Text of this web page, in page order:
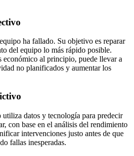
ha fallado. Su objetivo es reparar
del equipo lo más rápido posible.
económico al principio, puede llevar a
no planificados y aumentar los
datos y tecnología para predecir
con base en el análisis del rendimiento
intervenciones justo antes de que
fallas inesperadas.